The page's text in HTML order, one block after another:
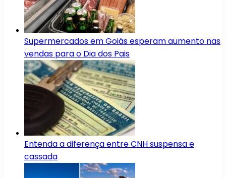
Supermercados em Goiás esperam aumento nas
vendas para o Dia dos Pais
Entenda a diferença entre CNH suspensa e
cassada